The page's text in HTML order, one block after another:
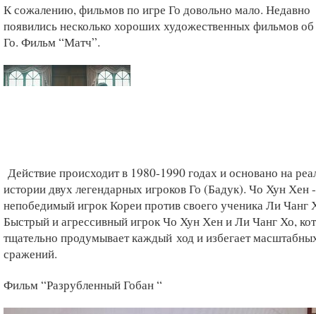
К сожалению, фильмов по игре Го довольно мало. Недавно
появились несколько хороших художественных фильмов об
Го. Фильм “Матч”.
Действие происходит в 1980-1990 годах и основано на
истории двух легендарных игроков Го (Бадук). Чо Хун Хен -
непобедимый игрок Кореи против своего ученика Ли Чанг
Быстрый и агрессивный игрок Чо Хун Хен и Ли Чанг Хо,
тщательно продумывает каждый ход и избегает
сражений.
Фильм “Разрубленный Гобан “